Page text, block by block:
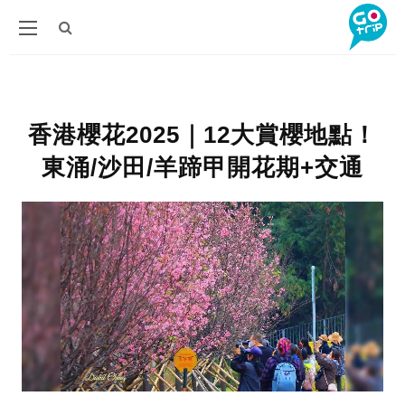
香港櫻花2025｜12大賞櫻地點！
東涌/沙田/羊蹄甲開花期+交通